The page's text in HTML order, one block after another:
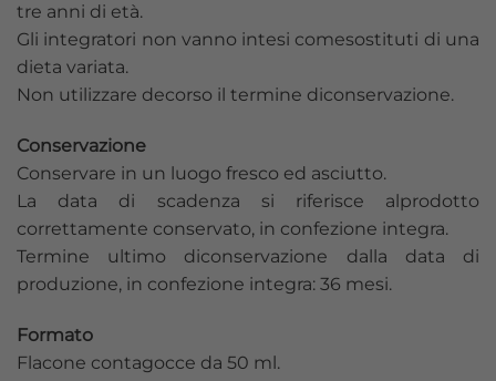
tre anni di età.
Gli integratori non vanno intesi comesostituti di una
dieta variata.
Non utilizzare decorso il termine diconservazione.
Conservazione
Conservare in un luogo fresco ed asciutto.
La data di scadenza si riferisce alprodotto
correttamente conservato, in confezione integra.
Termine ultimo diconservazione dalla data di
produzione, in confezione integra: 36 mesi.
Formato
Flacone contagocce da 50 ml.